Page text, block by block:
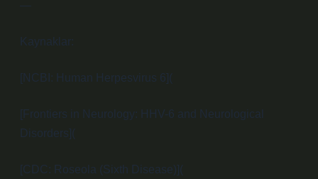
—
Kaynaklar:
[NCBI: Human Herpesvirus 6](
[Frontiers in Neurology: HHV-6 and Neurological
Disorders](
[CDC: Roseola (Sixth Disease)](